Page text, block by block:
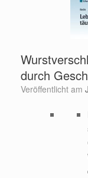
durch
Veröffentlicht am